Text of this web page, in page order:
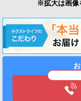
※拡大は画像